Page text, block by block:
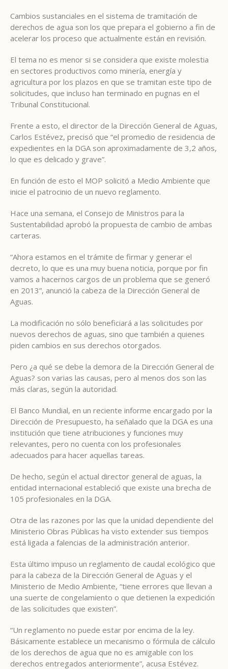
Cambios sustanciales en el sistema de tramitación de
derechos de agua son los que prepara el gobierno a fin de
acelerar los proceso que actualmente están en revisión.
El tema no es menor si se considera que existe molestia
en sectores productivos como minería, energía y
agricultura por los plazos en que se tramitan este tipo de
solicitudes, que incluso han terminado en pugnas en el
Tribunal Constitucional.
Frente a esto, el director de la Dirección General de Aguas,
Carlos Estévez, precisó que “el promedio de residencia de
expedientes en la DGA son aproximadamente de 3,2 años,
lo que es delicado y grave”.
En función de esto el MOP solicitó a Medio Ambiente que
inicie el patrocinio de un nuevo reglamento.
Hace una semana, el Consejo de Ministros para la
Sustentabilidad aprobó la propuesta de cambio de ambas
carteras.
“Ahora estamos en el trámite de firmar y generar el
decreto, lo que es una muy buena noticia, porque por fin
vamos a hacernos cargos de un problema que se generó
en 2013”, anunció la cabeza de la Dirección General de
Aguas.
La modificación no sólo beneficiará a las solicitudes por
nuevos derechos de aguas, sino que también a quienes
piden cambios en sus derechos otorgados.
Pero ¿a qué se debe la demora de la Dirección General de
Aguas? son varias las causas, pero al menos dos son las
más claras, según la autoridad.
El Banco Mundial, en un reciente informe encargado por la
Dirección de Presupuesto, ha señalado que la DGA es una
institución que tiene atribuciones y funciones muy
relevantes, pero no cuenta con los profesionales
adecuados para hacer aquellas tareas.
De hecho, según el actual director general de aguas, la
entidad internacional estableció que existe una brecha de
105 profesionales en la DGA.
Otra de las razones por las que la unidad dependiente del
Ministerio Obras Públicas ha visto extender sus tiempos
está ligada a falencias de la administración anterior.
Esta último impuso un reglamento de caudal ecológico que
para la cabeza de la Dirección General de Aguas y el
Ministerio de Medio Ambiente, “tiene errores que llevan a
una suerte de congelamiento o que detienen la expedición
de las solicitudes que existen”.
“Un reglamento no puede estar por encima de la ley.
Básicamente establece un mecanismo o fórmula de cálculo
de los derechos de agua que no es amigable con los
derechos entregados anteriormente”, acusa Estévez.